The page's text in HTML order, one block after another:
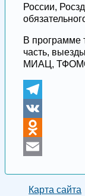
России,
В программе
часть,
МИАЦ,
Telegram
VK
Odnoklassniki
Карта сайта